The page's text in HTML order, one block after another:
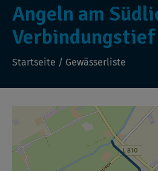
Angeln am
Verbindungstief
Startseite / Gewässerliste